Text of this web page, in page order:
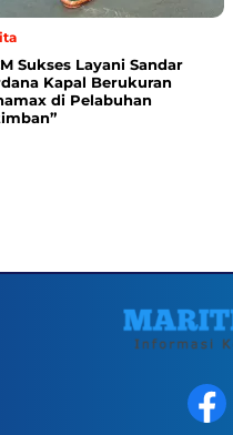
Sukses Layani Sandar
Kapal Berukuran
di Pelabuhan